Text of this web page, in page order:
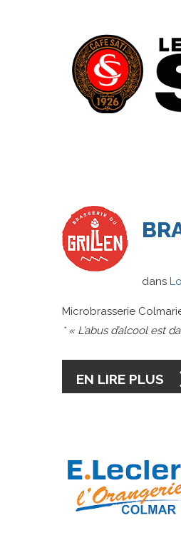
dans
Microbrasserie
* « L’abus d’alcool est
EN LIRE PLUS